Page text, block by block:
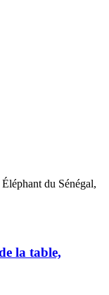
du Sénégal,
la table,